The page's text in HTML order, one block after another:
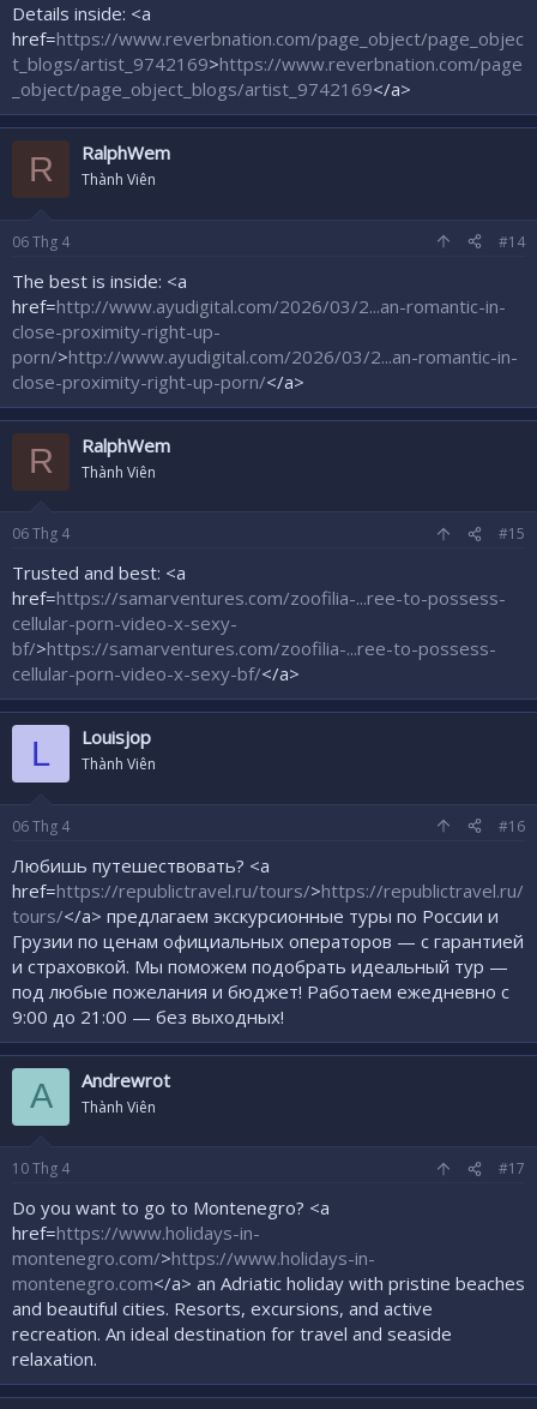
Details inside: <a
href=https://www.reverbnation.com/page_object/page_objec
t_blogs/artist_9742169>https://www.reverbnation.com/page
_object/page_object_blogs/artist_9742169</a>
R RalphWem
Thành Viên
06Thg 4 #14
The best is inside: <a
href=http://www.ayudigital.com/2026/03/2...an-romantic-in-
close-proximity-right-up-
porn/>http://www.ayudigital.com/2026/03/2...an-romantic-in-
close-proximity-right-up-porn/</a>
R RalphWem
Thành Viên
06Thg 4 #15
Trusted and best: <a
href=https://samarventures.com/zoofilia-...ree-to-possess-
cellular-porn-video-x-sexy-
bf/>https://samarventures.com/zoofilia-...ree-to-possess-
cellular-porn-video-x-sexy-bf/</a>
L Louisjop
Thành Viên
06Thg 4 #16
Любишь путешествовать? <a
href=https://republictravel.ru/tours/>https://republictravel.ru/
tours/</a> предлагаем экскурсионные туры по России и
Грузии по ценам официальных операторов — с гарантией
и страховкой. Мы поможем подобрать идеальный тур —
под любые пожелания и бюджет! Работаем ежедневно с
9:00 до 21:00 — без выходных!
A Andrewrot
Thành Viên
10Thg 4 #17
Do you want to go to Montenegro? <a
href=https://www.holidays-in-
montenegro.com/>https://www.holidays-in-
montenegro.com</a> an Adriatic holiday with pristine beaches
and beautiful cities. Resorts, excursions, and active
recreation. An ideal destination for travel and seaside
relaxation.